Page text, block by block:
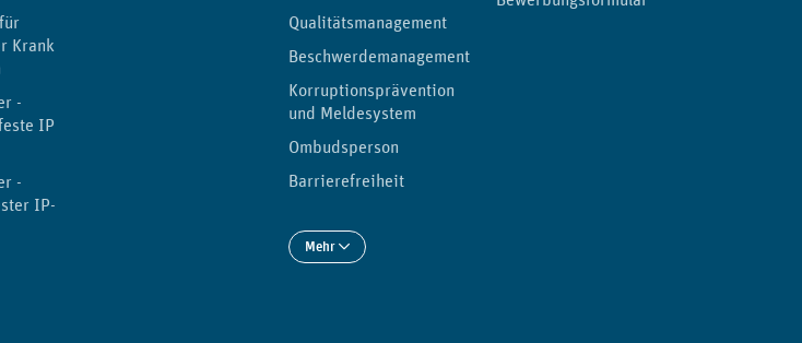
-
IP-
-
IP-
Qualitätsmanagement
Beschwerdemanagement
Korruptionsprävention
und Meldesystem
Ombudsperson
Barrierefreiheit
Mehr